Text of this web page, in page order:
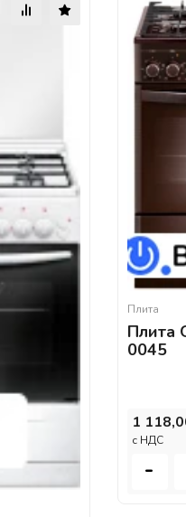
Плита
Плита
0045
1
c НДС
-